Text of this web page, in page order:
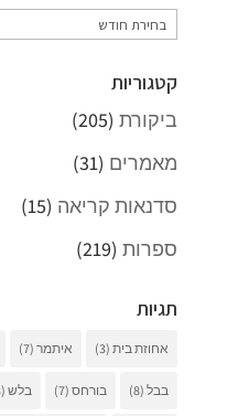
ארכיונים
קטגוריות
ביקורת(205)
מאמרים (31)
סדנאות קריאה (15)
ספרות(219)
תגיות
אחוזת בית(3) איתמר(7)
בבל(8) בורחס(7) בלש(3)